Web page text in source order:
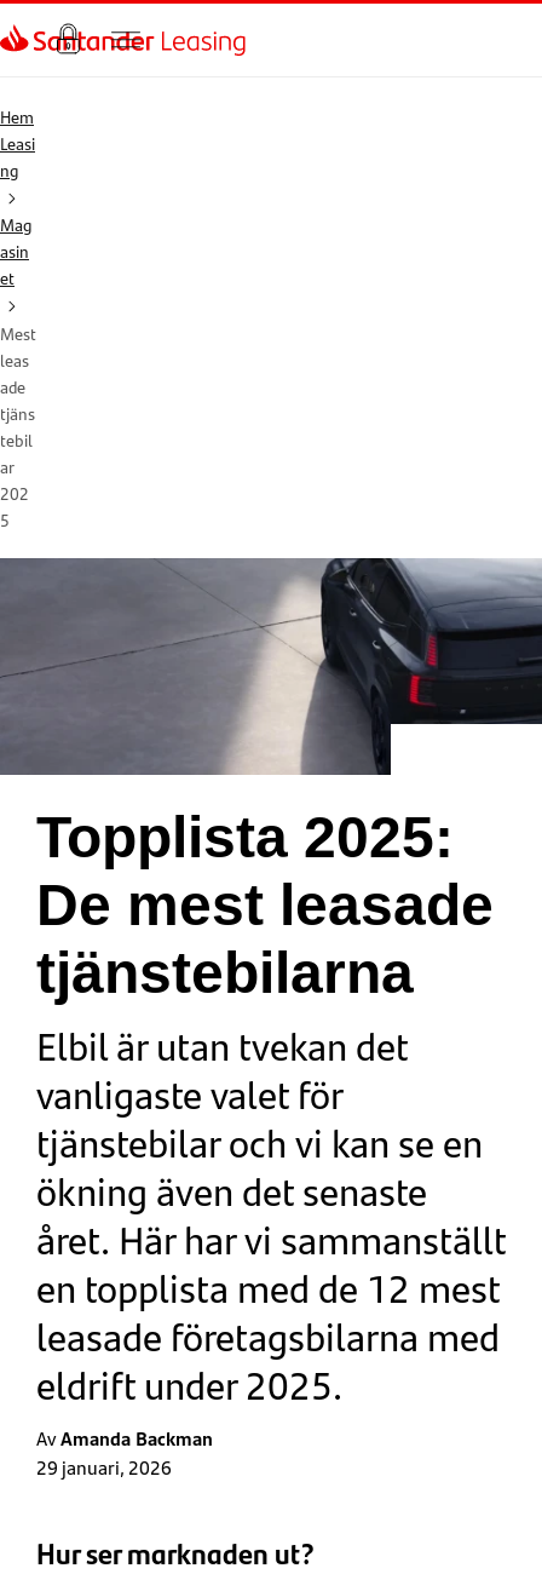
Hem
Leasi
ng
Mag
asin
et
Mest
leas
ade
tjäns
tebil
ar
202
5
Topplista 2025:
De mest leasade
tjänstebilarna
Elbil är utan tvekan det
vanligaste valet för
tjänstebilar och vi kan se en
ökning även det senaste
året. Här har vi sammanställt
en topplista med de 12 mest
leasade företagsbilarna med
eldrift under 2025.
AvAmanda Backman
29 januari, 2026
Hur ser marknaden ut?